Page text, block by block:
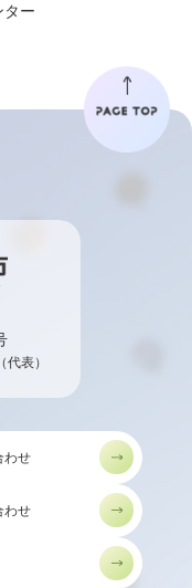
ター
（代表）
わせ
わせ